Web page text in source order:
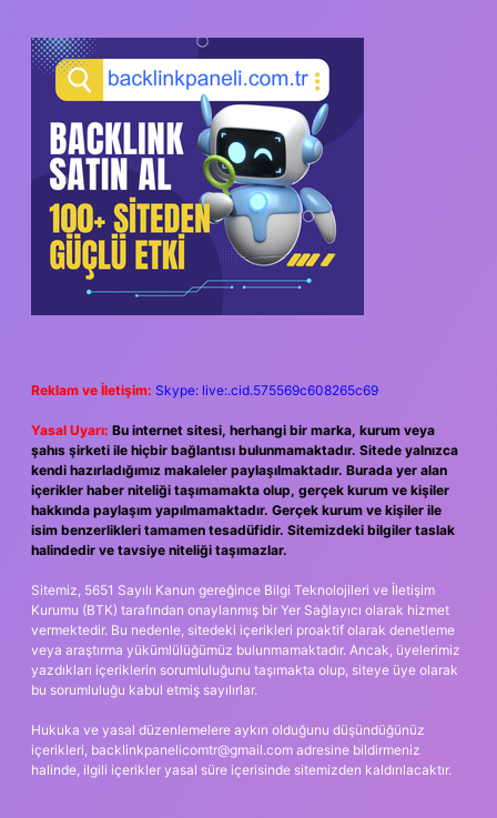
SIDEBAR
Reklam ve İletişim: Skype: live:.cid.575569c608265c69
Yasal Uyarı: Bu internet sitesi, herhangi bir marka, kurum veya
şahıs şirketi ile hiçbir bağlantısı bulunmamaktadır. Sitede yalnızca
kendi hazırladığımız makaleler paylaşılmaktadır. Burada yer alan
içerikler haber niteliği taşımamakta olup, gerçek kurum ve kişiler
hakkında paylaşım yapılmamaktadır. Gerçek kurum ve kişiler ile
isim benzerlikleri tamamen tesadüfidir. Sitemizdeki bilgiler taslak
halindedir ve tavsiye niteliği taşımazlar.
Sitemiz, 5651 Sayılı Kanun gereğince Bilgi Teknolojileri ve İletişim
Kurumu (BTK) tarafından onaylanmış bir Yer Sağlayıcı olarak hizmet
vermektedir. Bu nedenle, sitedeki içerikleri proaktif olarak denetleme
veya araştırma yükümlülüğümüz bulunmamaktadır. Ancak, üyelerimiz
yazdıkları içeriklerin sorumluluğunu taşımakta olup, siteye üye olarak
bu sorumluluğu kabul etmiş sayılırlar.
Hukuka ve yasal düzenlemelere aykırı olduğunu düşündüğünüz
içerikleri, backlinkpanelicomtr@gmail.com adresine bildirmeniz
halinde, ilgili içerikler yasal süre içerisinde sitemizden kaldırılacaktır.